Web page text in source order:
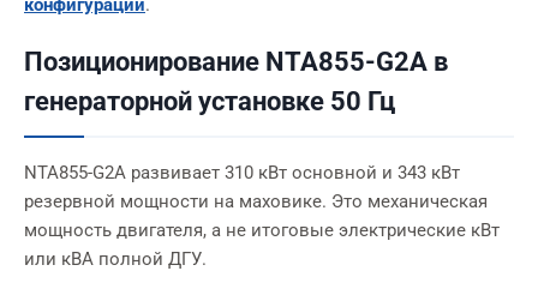
конфигурации.
Позиционирование NTA855-G2A в
генераторной установке 50 Гц
NTA855-G2A развивает 310 кВт основной и 343 кВт
резервной мощности на маховике. Это механическая
мощность двигателя, а не итоговые электрические кВт
или кВА полной ДГУ.